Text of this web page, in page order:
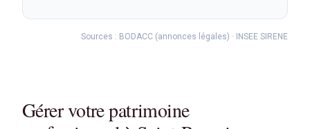
Sources : BODACC (annonces légales) · INSEE SIRENE
Gérer votre patrimoine